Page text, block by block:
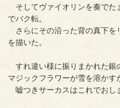
そしてヴァイオリンを奏でた
でバク転。
さらにその沿った背の真下を
を描いた。
すれ違い様に振りまかれた銀
マジックフラワーが雪を溶かす
嘘つきサーカスはこれでおし